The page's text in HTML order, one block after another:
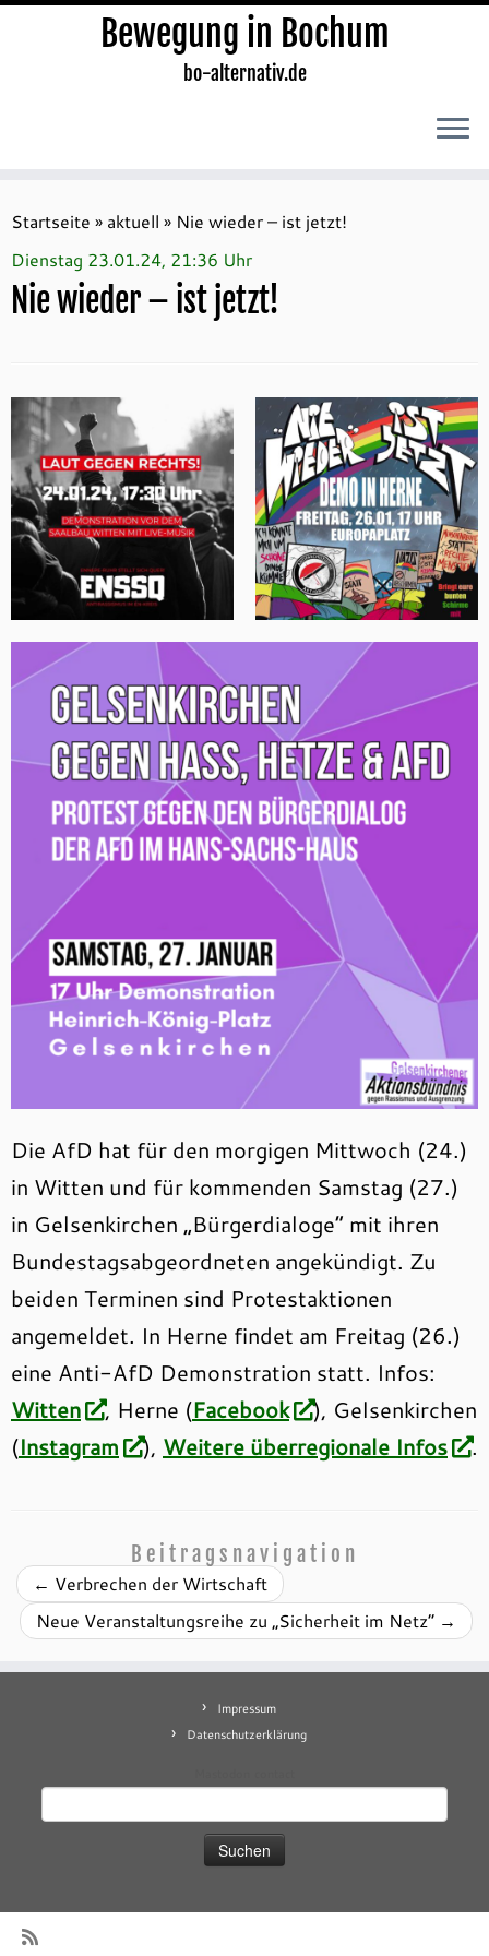
Inhalt
springen
Bewegung in Bochum
bo-alternativ.de
Startseite » aktuell » Nie wieder – ist jetzt!
Dienstag 23.01.24, 21:36 Uhr
Nie wieder – ist jetzt!
Die AfD hat für den morgigen Mittwoch (24.)
in Witten und für kommenden Samstag (27.)
in Gelsenkirchen „Bürgerdialoge“ mit ihren
Bundestagsabgeordneten angekündigt. Zu
beiden Terminen sind Protestaktionen
angemeldet. In Herne findet am Freitag (26.)
eine Anti-AfD Demonstration statt. Infos:
Witten
, Herne (Facebook
), Gelsenkirchen
(Instagram ), Weitere überregionale Infos .
Beitragsnavigation
← Verbrechen der Wirtschaft
Neue Veranstaltungsreihe zu „Sicherheit im Netz“ →
Impressum
Datenschutzerklärung